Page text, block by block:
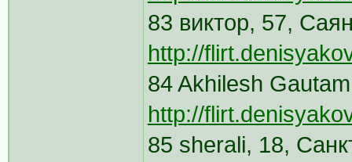
83 виктор, 57,
http://
84 Akhilesh
http://
85 sherali, 18,